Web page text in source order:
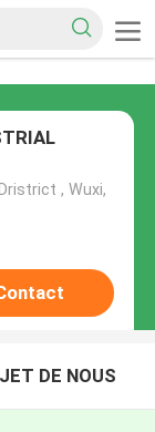
, Wuxi,
DE NOUS